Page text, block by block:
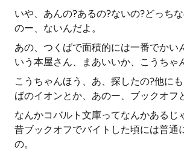
いや、あんの?あるの?ないの?どっち
のー、ないんだよ。
あの、つくばで面積的には一番でかい
いう本屋さん、まあいいか、こうちゃ
こうちゃんほう、あ、探したの?他に
ばのイオンとか、あのー、ブックオフ
なんかコバルト文庫ってなんかあるじ
昔ブックオフでバイトした頃には普通
の。